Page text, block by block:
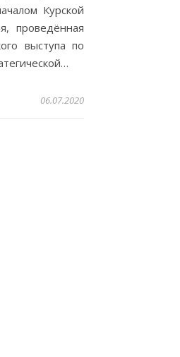
Курской
проведённая
выступа по
06.07.2020